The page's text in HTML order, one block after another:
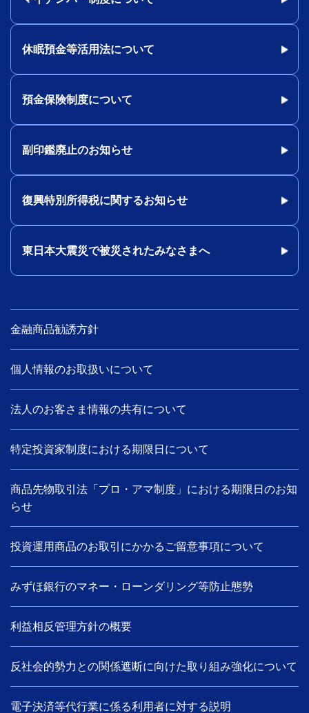
休眠預金等活用法について
預金保険制度について
副印鑑廃止のお知らせ
復興特別所得税に関するお知らせ
東日本大震災で被災されたみなさまへ
金融商品勧誘方針
個人情報のお取扱いについて
法人のお客さま情報の共有について
特定投資家制度における期限日について
商品先物取引法「プロ・アマ制度」における期限日のお知
らせ
投資運用商品のお取引にかかるご留意事項について
みずほ銀行のマネー・ローンダリング等防止態勢
利益相反管理方針の概要
反社会的勢力との関係遮断に向けた取り組み強化について
電子決済等代行業に係る利用者に対する説明